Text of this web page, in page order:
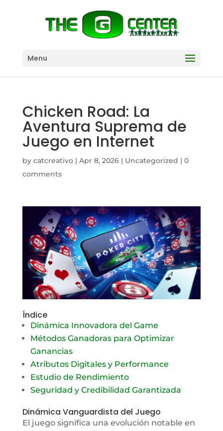
Menu
Chicken Road: La
Aventura Suprema de
Juego en Internet
by catcreativo| Apr 8, 2026| Uncategorized | 0
comments
Índice
Dinámica Innovadora del Game
Métodos Ganadoras para Optimizar
Ganancias
Atributos Digitales y Performance
Estudio de Rendimiento
Seguridad y Credibilidad Garantizada
Dinámica Vanguardista del Juego
El juego significa una evolución notable en